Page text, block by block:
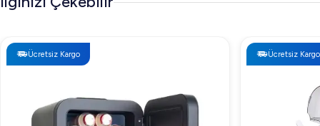
Ücretsiz Kargo Ücretsiz Kargo